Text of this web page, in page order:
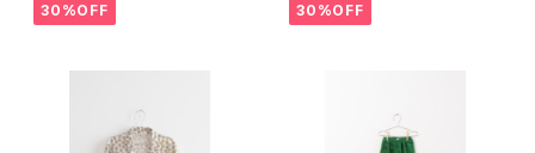
30%OFF 30%OFF